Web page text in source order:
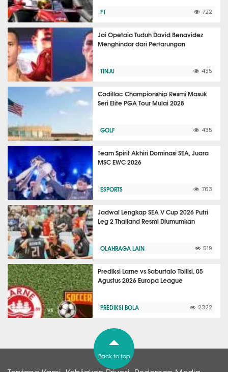
F1 722
Jai Opetaia Tuduh David Benavidez
Menghindar dari Pertarungan
TINJU 435
Cadillac Championship Resmi Masuk
Seri Elite PGA Tour Mulai 2028
GOLF 435
Team Spirit Akhiri Dominasi SEA, Juara
MSC EWC 2026
ESPORTS 763
Jadwal Lengkap SEA V Cup 2026 Putri
Leg 2 Thailand Resmi Diumumkan
OLAHRAGA LAIN 519
Prediksi Larne vs Saburtalo Tbilisi, 05
Agustus 2026 Europa League
PREDIKSI BOLA 2322
Back to top